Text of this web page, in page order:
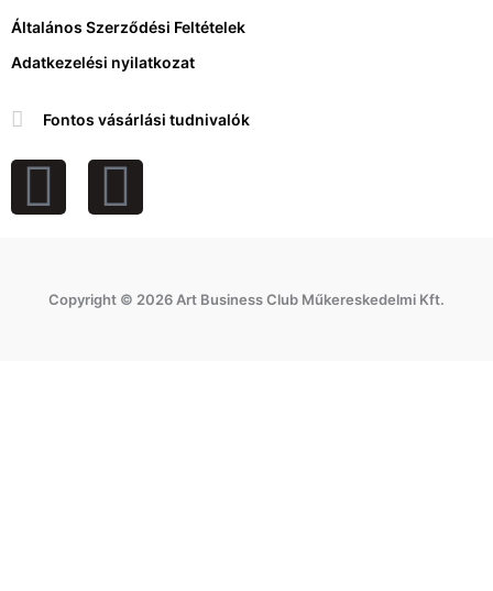
Általános Szerződési Feltételek
Adatkezelési nyilatkozat
Fontos vásárlási tudnivalók
F
c
I
s
Copyright © 2026 Art Business Club Műkereskedelmi Kft.